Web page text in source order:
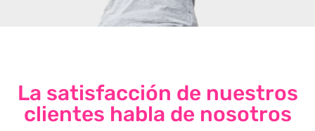
La satisfacción de nuestros
clientes habla de nosotros